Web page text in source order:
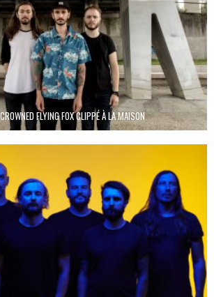
FLYING FOX CLIPPÉ À LA MAISON